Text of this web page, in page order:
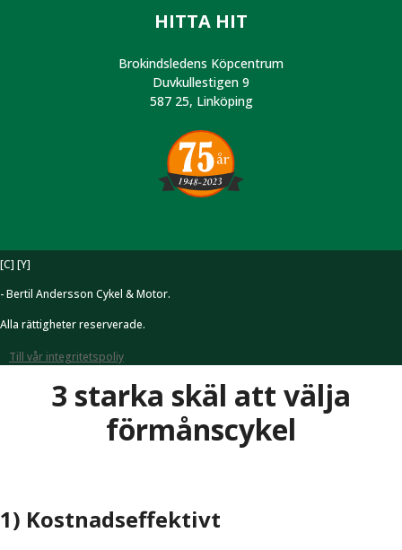
HITTA HIT
Brokindsledens Köpcentrum
Duvkullestigen 9
587 25, Linköping
[C] [Y]
- Bertil Andersson Cykel & Motor.
Alla rättigheter reserverade.
Till vår integritetspoliy
3 starka skäl att välja
förmånscykel
1) Kostnadseffektivt